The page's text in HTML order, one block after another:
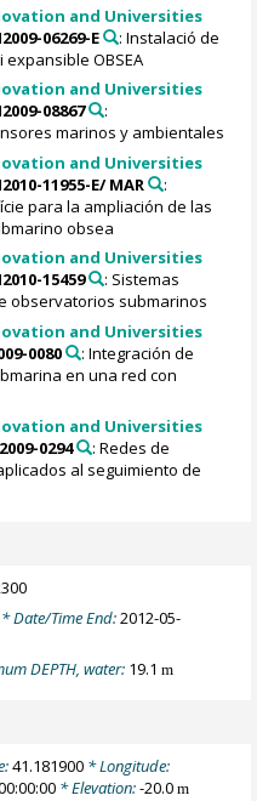
and Universities
06269-E
: Instalació de
OBSEA
and Universities
08867
:
marinos y ambientales
and Universities
11955-E/ MAR
:
para la ampliación de las
obsea
and Universities
15459
: Sistemas
observatorios submarinos
and Universities
0080
: Integración de
en una red con
and Universities
0294
: Redes de
al seguimiento de
* Date/Time End:2012-05-
DEPTH, water: 19.1m
41.181900* Longitude:
* Elevation:-20.0m